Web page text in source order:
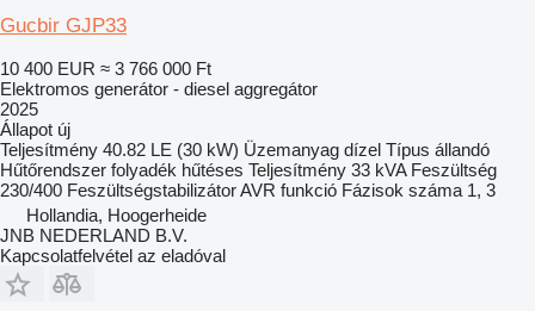
Gucbir GJP33
10 400 EUR ≈ 3 766 000 Ft
Elektromos generátor - diesel aggregátor
2025
Állapot új
Teljesítmény 40.82 LE (30 kW) Üzemanyag dízel Típus állandó
Hűtőrendszer folyadék hűtéses Teljesítmény 33 kVA Feszültség
230/400 FeszültségstabilizátorAVR funkció Fázisok száma 1, 3
Hollandia, Hoogerheide
JNB NEDERLAND B.V.
Kapcsolatfelvétel az eladóval